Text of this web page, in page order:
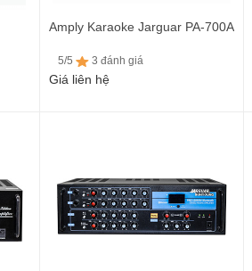
Amply Karaoke Jarguar PA-700A
5/5 3 đánh giá
Giá liên hệ